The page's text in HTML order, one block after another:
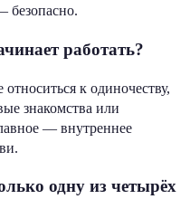
безопасно.
работать?
к одиночеству,
знакомства или
— внутреннее
одну из четырёх